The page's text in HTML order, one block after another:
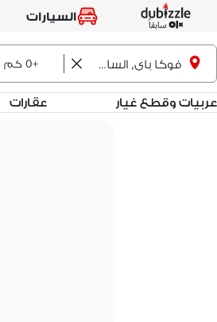
السيارات
فوكا باى, الساحل الشمالي +0 كم
عربيات وقطع غيار عقارات